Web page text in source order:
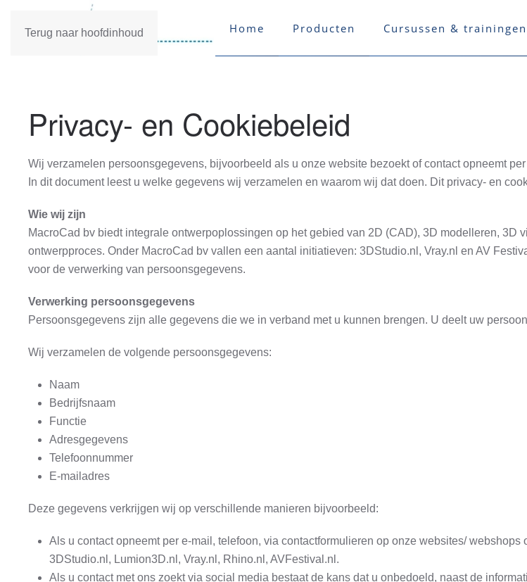
Terug naar hoofdinhoud Home Producten Cursussen & trainingen
Privacy- en Cookiebeleid
Wij verzamelen persoonsgegevens, bijvoorbeeld als u onze website bezoekt of contact opneemt
In dit document leest u welke gegevens wij verzamelen en waarom wij dat doen. Dit privacy- en
Wie wij zijn
MacroCad bv biedt integrale ontwerpoplossingen op het gebied van 2D (CAD), 3D modelleren,
ontwerpproces. Onder MacroCad bv vallen een aantal initiatieven: 3DStudio.nl, Vray.nl en AV
voor de verwerking van persoonsgegevens.
Verwerking persoonsgegevens
Persoonsgegevens zijn alle gegevens die we in verband met u kunnen brengen. U deelt uw
Wij verzamelen de volgende persoonsgegevens:
Naam
Bedrijfsnaam
Functie
Adresgegevens
Telefoonnummer
E-mailadres
Deze gegevens verkrijgen wij op verschillende manieren bijvoorbeeld:
Als u contact opneemt per e-mail, telefoon, via contactformulieren op onze websites/
3DStudio.nl, Lumion3D.nl, Vray.nl, Rhino.nl, AVFestival.nl.
Als u contact met ons zoekt via social media bestaat de kans dat u onbedoeld, naast de